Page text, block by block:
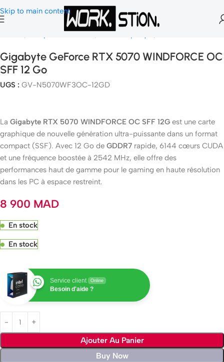
Skip to main content
Composants Gamer Carte Graphique
Gigabyte GeForce RTX 5070 WINDFORCE OC
SFF 12 Go
UGS : GV-N5070WF3OC-12GD
La Gigabyte RTX 5070 WINDFORCE OC SFF 12G est une carte
graphique de nouvelle génération ultra-puissante dans un format
compact (SSF). Avec 12 Go de GDDR7 rapide, 6144 cœurs CUDA
et une fréquence boostée à 2542 MHz, elle offre des
performances haut de gamme pour le gaming en haute résolution
dans les PC à espace restreint.
8 900 MAD
En stock
En stock
Service client Online
Besoin d'aide ?
Ajouter Au Panier
Buy Now